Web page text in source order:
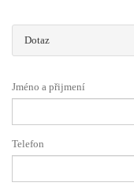
Dotaz
Jméno a přijmení
Telefon